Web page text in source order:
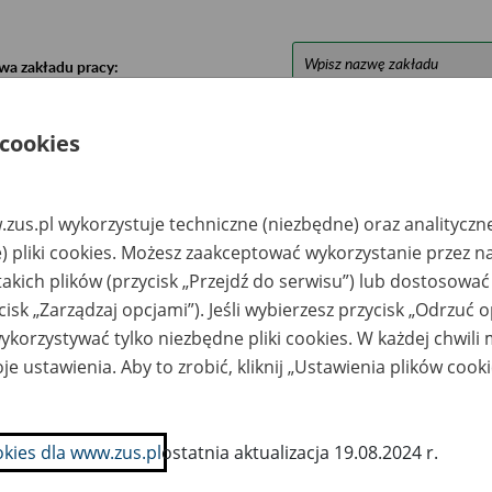
zakładu pracy:
pracy
Miejsce
przechowywania
dokumentów
Nr zespołu akt w
archiwum
państwowym
Daty
mail:
kancelaria@cokom.co
m.pl lub e-
wykorzystuje techniczne (niezbędne) oraz
pliki cookies. Możesz zaakceptować wykorzystanie przez
plików (przycisk „Przejdź do serwisu”) lub
„Zarządzaj opcjami”). Jeśli wybierzesz przycisk „Odrzuć
tylko niezbędne pliki cookies. W każdej chwili
ustawienia. Aby to zrobić, kliknij „Ustawienia plików
dla www.zus.plostatnia aktualizacja 19.08.2024 r.